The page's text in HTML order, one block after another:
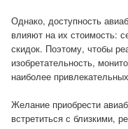
Однако, доступность
влияют на их стоимость:
скидок. Поэтому, чтобы
изобретательность,
наиболее
Желание приобрести
встретиться с близкими,